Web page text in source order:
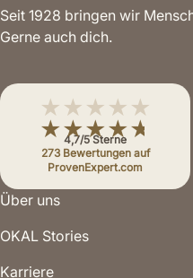
Seit 1928 bringen wir
Gerne auch dich.
★★★★★
★★★★★
4,7/5 Sterne
273 Bewertungen auf
ProvenExpert.com
Über uns
OKAL Stories
Karriere